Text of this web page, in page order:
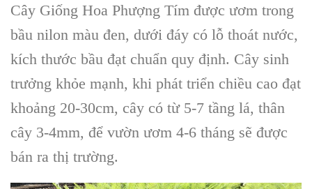
Cây Giống Hoa Phượng Tím được ươm trong
bầu nilon màu đen, dưới đáy có lỗ thoát nước,
kích thước bầu đạt chuẩn quy định. Cây sinh
trưởng khỏe mạnh, khi phát triển chiều cao đạt
khoảng 20-30cm, cây có từ 5-7 tầng lá, thân
cây 3-4mm, để vườn ươm 4-6 tháng sẽ được
bán ra thị trường.